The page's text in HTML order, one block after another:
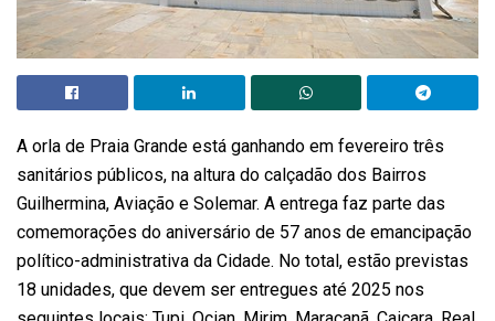
A orla de Praia Grande está ganhando em fevereiro três
sanitários públicos, na altura do calçadão dos Bairros
Guilhermina, Aviação e Solemar. A entrega faz parte das
comemorações do aniversário de 57 anos de emancipação
político-administrativa da Cidade. No total, estão previstas
18 unidades, que devem ser entregues até 2025 nos